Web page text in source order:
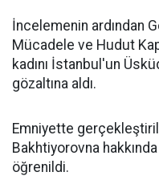
İncelemenin ardından
Mücadele ve Hudut
kadını İstanbul'un
gözaltına aldı.
Emniyette
Bakhtiyorovna hakkında
öğrenildi.